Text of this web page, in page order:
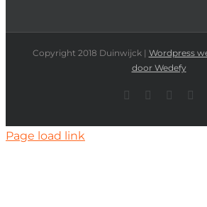
Copyright 2018 Duinwijck | Wordpress
door Wedefy
InstagramFacebookYouTube
Page load link